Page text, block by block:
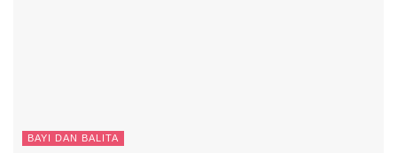
BAYI DAN BALITA